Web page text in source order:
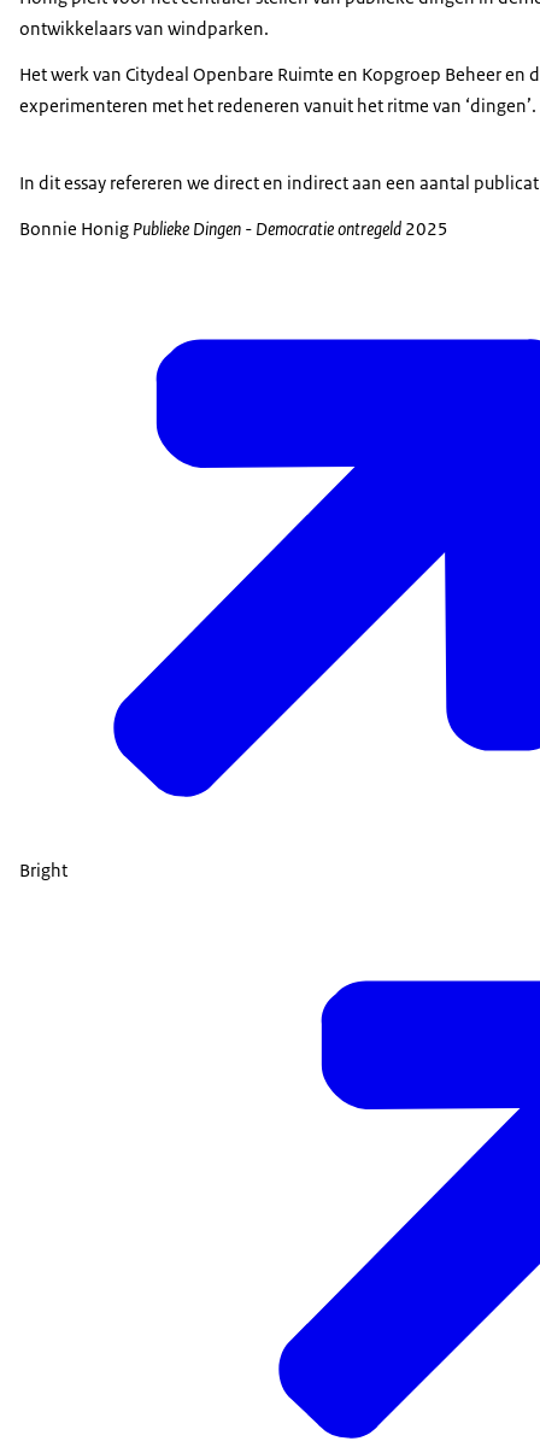
ontwikkelaars van windparken.
Het werk van Citydeal Openbare Ruimte en Kopgroep Beheer
experimenteren met het redeneren vanuit het ritme van ‘dingen’.
In dit essay refereren we direct en indirect aan een aantal
Bonnie Honig Publieke Dingen - Democratie ontregeld 2025
Bright